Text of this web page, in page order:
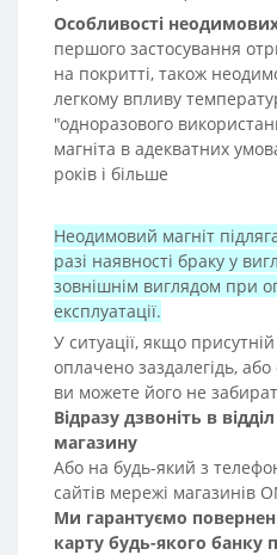
Особливості неодимових
першого застосування
на покритті, також
легкому впливу
"одноразового
магніта в адекватних
років і більше
Неодимовий магніт
разі наявності браку у
зовнішнім виглядом при
експлуатації.
У ситуації, якщо
оплачено заздалегідь,
ви можете його не
Відразу дзвоніть в
магазину
Або на будь-який з
сайтів мережі магазинів
Ми гарантуємо
карту будь-якого банку